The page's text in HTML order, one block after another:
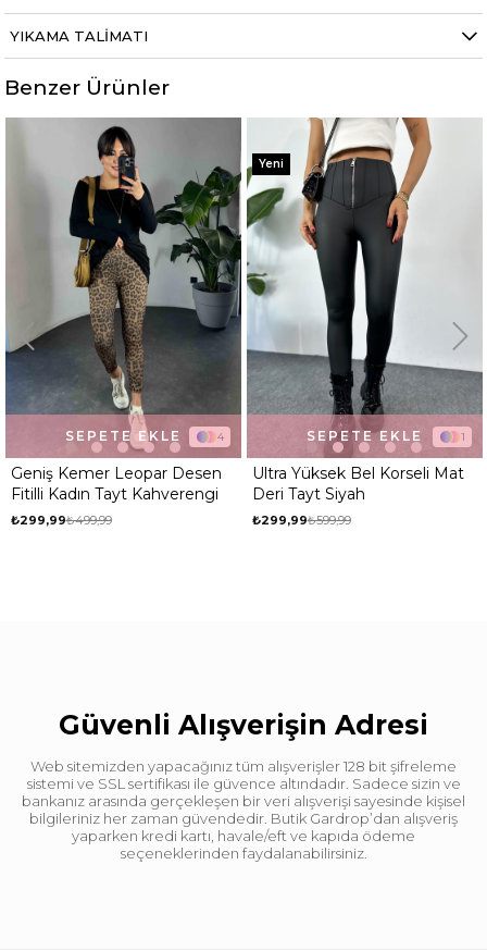
YIKAMA TALIMATI
Benzer Ürünler
4
Geniş Kemer Leopar Desen
Fitilli Kadın Tayt Kahverengi
₺299,99₺499,99
SEPETE EKLE 1
Ultra Yüksek Bel Korseli Mat
Deri Tayt Siyah
₺299,99₺599,99
SEPETE EKLE
Yeni
Güvenli Alışverişin Adresi
Web sitemizden yapacağınız tüm alışverişler 128 bit şifreleme
sistemi ve SSL sertifikası ile güvence altındadır. Sadece sizin ve
bankanız arasında gerçekleşen bir veri alışverişi sayesinde kişisel
bilgileriniz her zaman güvendedir. Butik Gardrop’dan alışveriş
yaparken kredi kartı, havale/eft ve kapıda ödeme
seçeneklerinden faydalanabilirsiniz.